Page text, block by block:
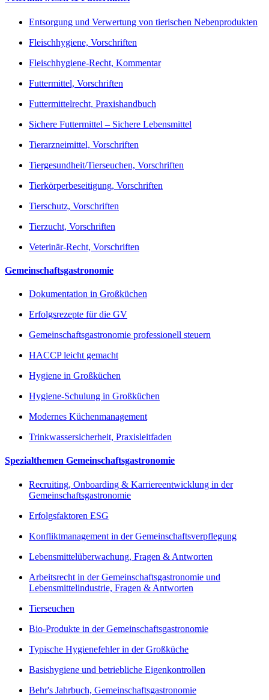
Entsorgung und Verwertung von tierischen Nebenprodukten
Fleischhygiene, Vorschriften
Fleischhygiene-Recht, Kommentar
Futtermittel, Vorschriften
Futtermittelrecht, Praxishandbuch
Sichere Futtermittel – Sichere Lebensmittel
Tierarzneimittel, Vorschriften
Tiergesundheit/Tierseuchen, Vorschriften
Tierkörperbeseitigung, Vorschriften
Tierschutz, Vorschriften
Tierzucht, Vorschriften
Veterinär-Recht, Vorschriften
Gemeinschaftsgastronomie
Dokumentation in Großküchen
Erfolgsrezepte für die GV
Gemeinschaftsgastronomie professionell steuern
HACCP leicht gemacht
Hygiene in Großküchen
Hygiene-Schulung in Großküchen
Modernes Küchenmanagement
Trinkwassersicherheit, Praxisleitfaden
Spezialthemen Gemeinschaftsgastronomie
Recruiting, Onboarding & Karriereentwicklung in der
Gemeinschaftsgastronomie
Erfolgsfaktoren ESG
Konfliktmanagement in der Gemeinschaftsverpflegung
Lebensmittelüberwachung, Fragen & Antworten
Arbeitsrecht in der Gemeinschaftsgastronomie und
Lebensmittelindustrie, Fragen & Antworten
Tierseuchen
Bio-Produkte in der Gemeinschaftsgastronomie
Typische Hygienefehler in der Großküche
Basishygiene und betriebliche Eigenkontrollen
Behr's Jahrbuch, Gemeinschaftsgastronomie